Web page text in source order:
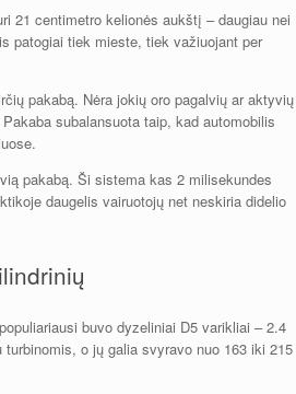
21 centimetro kelionės aukštį – daugiau nei
patogiai tiek mieste, tiek važiuojant per
pakabą. Nėra jokių oro pagalvių ar aktyvių
subalansuota taip, kad automobilis
pakabą. Ši sistema kas 2 milisekundes
daugelis vairuotojų net neskiria didelio
buvo dyzeliniai D5 varikliai – 2.4
o jų galia svyravo nuo 163 iki 215